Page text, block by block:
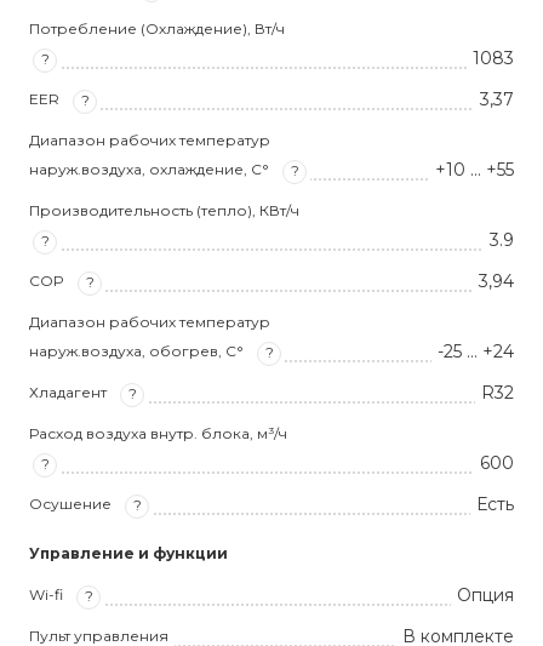
Потребление (Охлаждение), Вт/ч
?
1083
EER ? 3,37
Диапазон рабочих температур
наруж.воздуха, охлаждение, С°
? +10 … +55
Производительность (тепло), КВт/ч
?
3.9
COP ? 3,94
Диапазон рабочих температур
наруж.воздуха, обогрев, С°
? -25 … +24
Хладагент ? R32
Расход воздуха внутр. блока, м³/ч
?
600
Осушение ? Есть
Управление и функции
Wi-fi ? Опция
Пульт управления В комплекте